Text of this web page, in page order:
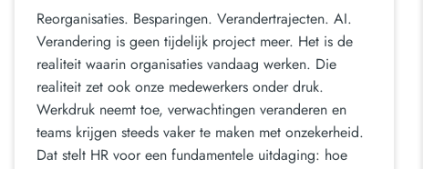
Reorganisaties. Besparingen. Verandertrajecten. AI.
Verandering is geen tijdelijk project meer. Het is de
realiteit waarin organisaties vandaag werken. Die
realiteit zet ook onze medewerkers onder druk.
Werkdruk neemt toe, verwachtingen veranderen en
teams krijgen steeds vaker te maken met onzekerheid.
Dat stelt HR voor een fundamentele uitdaging: hoe